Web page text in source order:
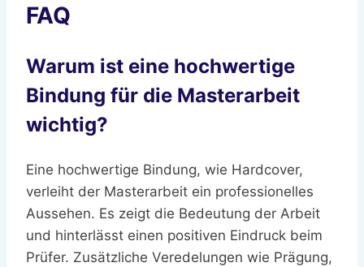
FAQ
Warum ist eine hochwertige
Bindung für die Masterarbeit
wichtig?
Eine hochwertige Bindung, wie Hardcover,
verleiht der Masterarbeit ein professionelles
Aussehen. Es zeigt die Bedeutung der Arbeit
und hinterlässt einen positiven Eindruck beim
Prüfer. Zusätzliche Veredelungen wie Prägung,